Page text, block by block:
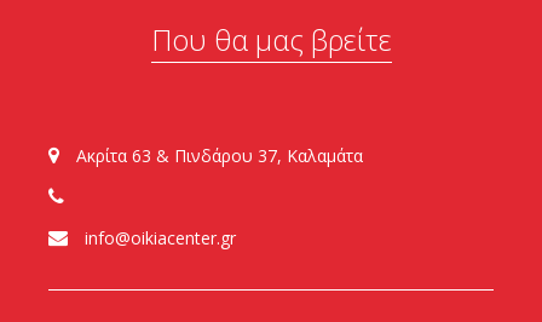
Που θα μας βρείτε
Ακρίτα 63 & Πινδάρου 37, Καλαμάτα
info@oikiacenter.gr